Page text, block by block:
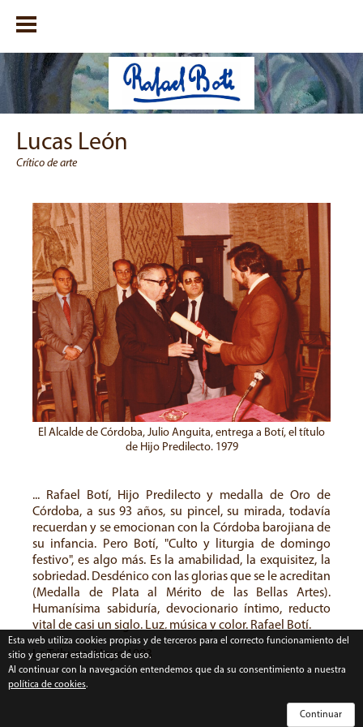
Lucas León
Crítico de arte
El Alcalde de Córdoba, Julio Anguita, entrega a Botí, el título
de Hijo Predilecto. 1979
... Rafael Botí, Hijo Predilecto y medalla de Oro de
Córdoba, a sus 93 años, su pincel, su mirada, todavía
recuerdan y se emocionan con la Córdoba barojiana de
su infancia. Pero Botí, "Culto y liturgia de domingo
festivo", es algo más. Es la amabilidad, la exquisitez, la
sobriedad. Desdénico con las glorias que se le acreditan
(Medalla de Plata al Mérito de las Bellas Artes).
Humanísima sabiduría, devocionario íntimo, reducto
vital de casi un siglo. Luz, música y color. Rafael Botí.
La Tribuna. Mayo 1993
Esta web utiliza cookies propias y de terceros para el correcto funcionamiento del
sitio y generar estadísticas de uso.
Al continuar con la navegación entendemos que da su consentimiento a nuestra
política de cookies.
Continuar